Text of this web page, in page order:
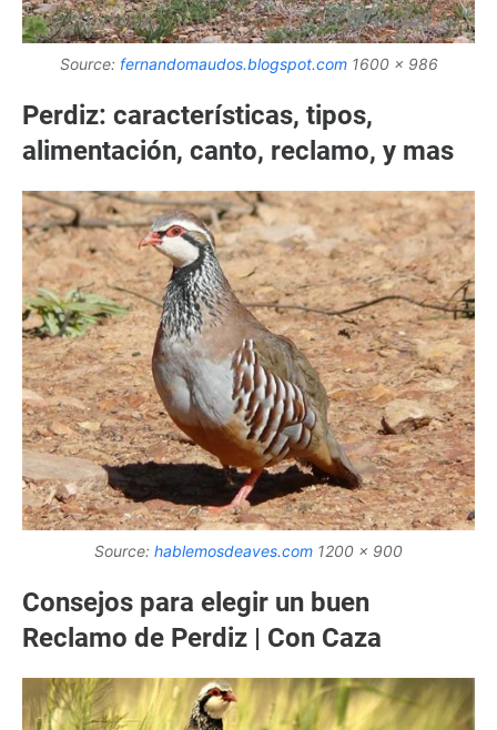
Source: fernandomaudos.blogspot.com1600 x 986
Perdiz: características, tipos,
alimentación, canto, reclamo, y mas
Source: hablemosdeaves.com 1200 x 900
Consejos para elegir un buen
Reclamo de Perdiz | Con Caza